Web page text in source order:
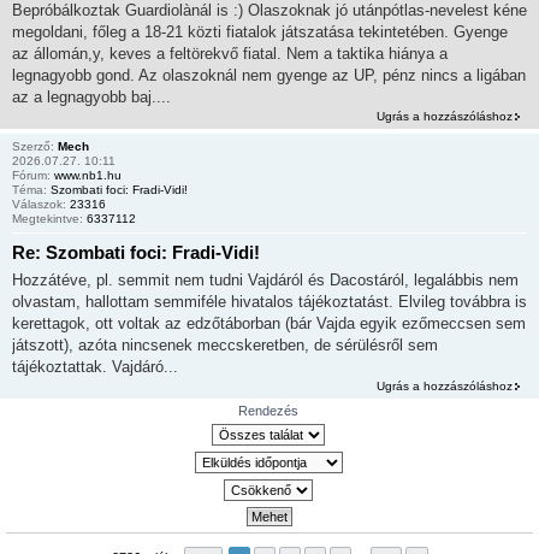
Bepróbálkoztak Guardiolànál is :) Olaszoknak jó utánpótlas-nevelest kéne
megoldani, főleg a 18-21 közti fiatalok játszatása tekintetében. Gyenge
az állomán,y, keves a feltörekvő fiatal. Nem a taktika hiánya a
legnagyobb gond. Az olaszoknál nem gyenge az UP, pénz nincs a ligában
az a legnagyobb baj....
Ugrás a hozzászóláshoz
Szerző: Mech
2026.07.27. 10:11
Fórum: www.nb1.hu
Téma: Szombati foci: Fradi-Vidi!
Válaszok: 23316
Megtekintve: 6337112
Re: Szombati foci: Fradi-Vidi!
Hozzátéve, pl. semmit nem tudni Vajdáról és Dacostáról, legalábbis nem
olvastam, hallottam semmiféle hivatalos tájékoztatást. Elvileg továbbra is
kerettagok, ott voltak az edzőtáborban (bár Vajda egyik ezőmeccsen sem
játszott), azóta nincsenek meccskeretben, de sérülésről sem
tájékoztattak. Vajdáró...
Ugrás a hozzászóláshoz
Rendezés